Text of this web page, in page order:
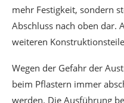
mehr Festigkeit, sondern
Abschluss nach oben dar.
weiteren
Wegen der Gefahr der
beim Pflastern immer
werden. Die Ausführung